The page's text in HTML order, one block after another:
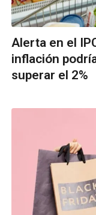
Alerta en el
inflación
superar el 2%